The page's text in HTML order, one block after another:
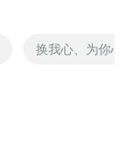
换我心、为你心